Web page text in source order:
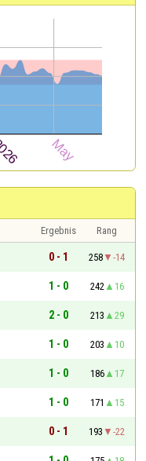
Ergebnis
Rang
0 - 1 258
-14
1 - 0 242
16
2 - 0 213
29
1 - 0 203
10
1 - 0 186
17
1 - 0 171
15
0 - 1 193
-22